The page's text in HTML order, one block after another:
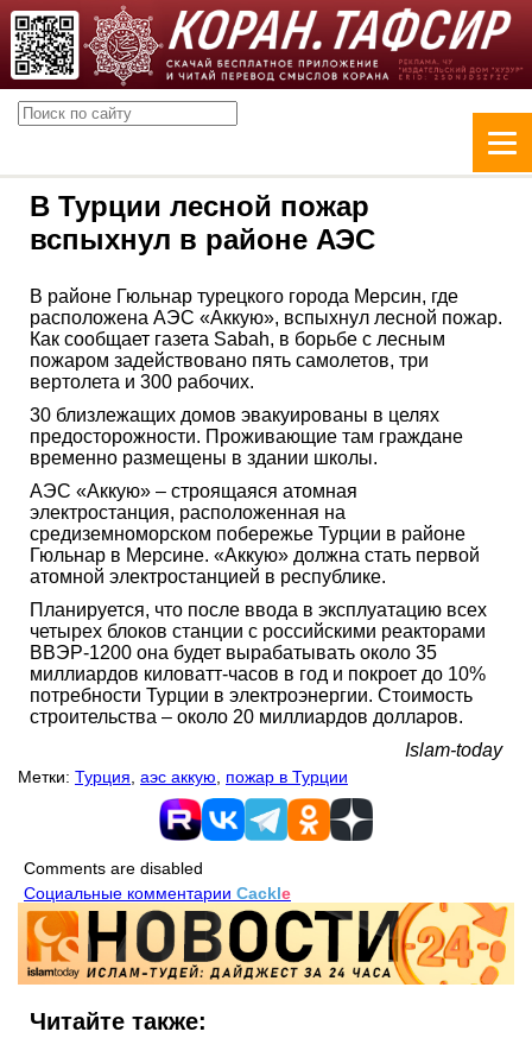
В Турции лесной пожар
вспыхнул в районе АЭС
В районе Гюльнар турецкого города Мерсин, где
расположена АЭС «Аккую», вспыхнул лесной пожар.
Как сообщает газета Sabah, в борьбе с лесным
пожаром задействовано пять самолетов, три
вертолета и 300 рабочих.
30 близлежащих домов эвакуированы в целях
предосторожности. Проживающие там граждане
временно размещены в здании школы.
АЭС «Аккую» – строящаяся атомная
электростанция, расположенная на
средиземноморском побережье Турции в районе
Гюльнар в Мерсине. «Аккую» должна стать первой
атомной электростанцией в республике.
Планируется, что после ввода в эксплуатацию всех
четырех блоков станции с российскими реакторами
ВВЭР-1200 она будет вырабатывать около 35
миллиардов киловатт-часов в год и покроет до 10%
потребности Турции в электроэнергии. Стоимость
строительства – около 20 миллиардов долларов.
Islam-today
Метки: Турция аэс аккую пожар в Турции
Comments are disabled
Социальные комментарии Cackle
Читайте также: